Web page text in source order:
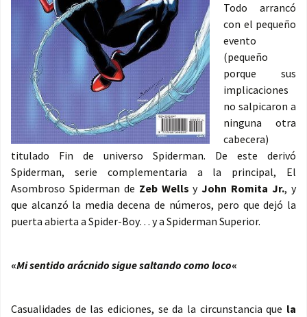
Todo arrancó
con el pequeño
evento
(pequeño
porque sus
implicaciones
no salpicaron a
ninguna otra
cabecera)
titulado Fin de universo Spiderman. De este derivó
Spiderman, serie complementaria a la principal, El
Asombroso Spiderman de Zeb Wells yJohn Romita Jr., y
que alcanzó la media decena de números, pero que dejó la
puerta abierta a Spider-Boy… y a Spiderman Superior.
«Mi sentido arácnido sigue saltando como loco«
Casualidades de las ediciones, se da la circunstancia que la